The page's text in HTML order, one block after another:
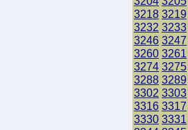
3218 3219
3232 3233
3246 3247
3260 3261
3274 3275
3288 3289
3302 3303
3316 3317
3330 3331